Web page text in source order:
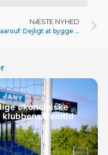
NÆSTE NYHED
Maarouf: Dejligt at bygge videre på stime
økonomiske
fremtid